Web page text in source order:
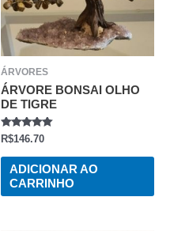
ÁRVORES
ÁRVORE BONSAI OLHO
DE TIGRE
AVALIAÇÃO
DE
R$146.70
ADICIONAR AO
CARRINHO